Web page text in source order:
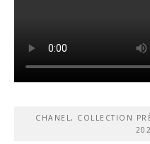
CHANEL, COLLECTION